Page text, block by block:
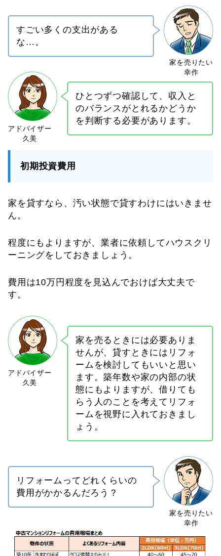
すごい多くの支出がある
な…。
ひとつずつ確認して、収入と
のバランスがとれるかどうか
を判断する必要があります。
初期投資費用
家を貸すなら、汚い状態で貸すわけにはいきませ
ん。
程度にもよりますが、業者に依頼してハウスクリ
ーニングをしておきましょう。
費用は10万円程度を見込んでおけば大丈夫で
す。
家を売るときには必要ありま
せんが、貸すときにはリフォ
ームを検討してもいいと思い
ます。築年数や家の内部の状
態にもよりますが、借りても
らう人のことを考えてリフォ
ームを視野に入れておきまし
ょう。
リフォームってどれくらいの
費用がかかるんだろう？